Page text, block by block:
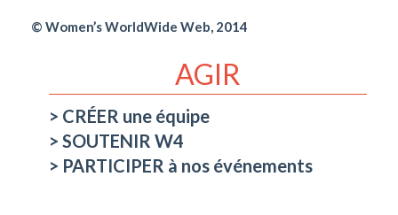
© Women’s WorldWide Web, 2014
AGIR
CRÉER une équipe
SOUTENIR W4
PARTICIPER à nos événements